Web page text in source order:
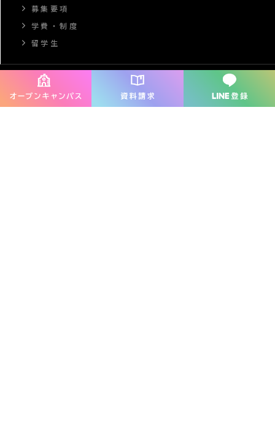
募集要項
学費・制度
留学生
就職・デビュー